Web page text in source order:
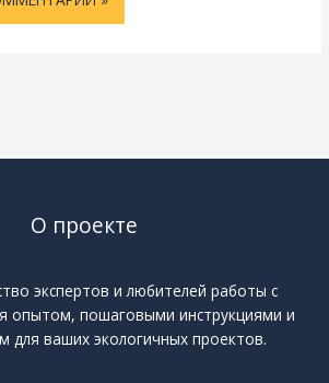
О проекте
экспертов и любителей работы с
опытом, пошаговыми инструкциями и
для ваших экологичных проектов.